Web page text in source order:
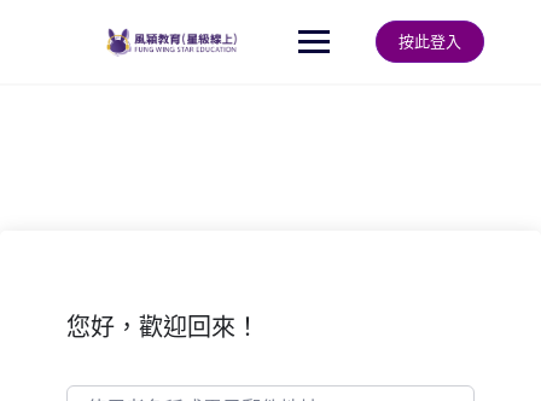
按此登入
您好，歡迎回來！